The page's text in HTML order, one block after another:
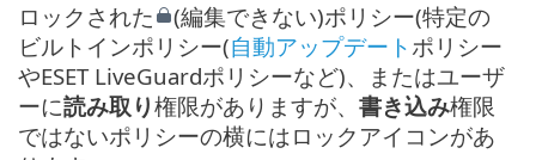
ロックされた
(編集できない)ポリシー(特定の
ビルトインポリシー(自動アップデート ポリシー
やESET LiveGuardポリシーなど)、またはユーザ
ーに読み取り権限がありますが、 書き込み権限
ではないポリシーの横にはロックアイコンがあ